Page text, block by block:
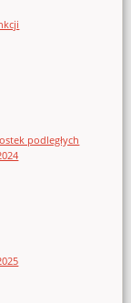
podległych